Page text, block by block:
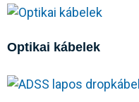
Optikai kábelek